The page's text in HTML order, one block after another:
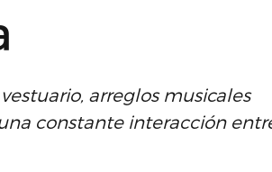
arreglos musicales
constante interacción